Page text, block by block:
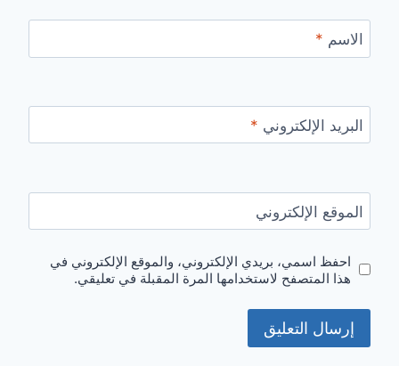
الاسم *
البريد الإلكتروني *
الموقع الإلكتروني
احفظ اسمي، بريدي الإلكتروني، والموقع الإلكتروني في
هذا المتصفح لاستخدامها المرة المقبلة في تعليقي.